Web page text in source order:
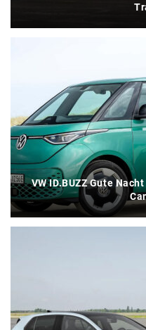
VW ID.BUZZ Gute